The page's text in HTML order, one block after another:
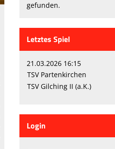
gefunden.
Letztes Spiel
21.03.2026 16:15
TSV Partenkirchen
TSV Gilching II (a.K.)
Login